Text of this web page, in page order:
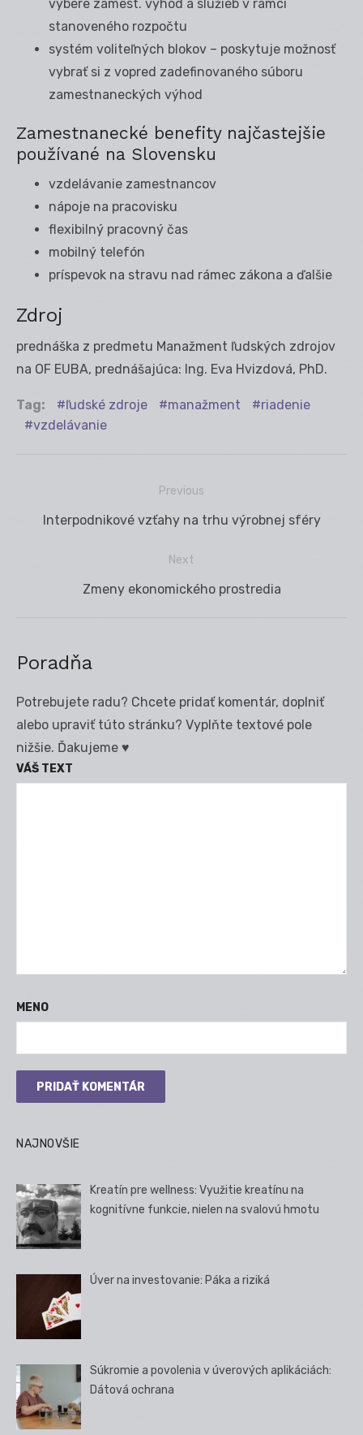
výbere zamest. výhod a služieb v rámci
stanoveného rozpočtu
systém voliteľných blokov – poskytuje možnosť
vybrať si z vopred zadefinovaného súboru
zamestnaneckých výhod
Zamestnanecké benefity najčastejšie
používané na Slovensku
vzdelávanie zamestnancov
nápoje na pracovisku
flexibilný pracovný čas
mobilný telefón
príspevok na stravu nad rámec zákona a ďalšie
Zdroj
prednáška z predmetu Manažment ľudských zdrojov
na OF EUBA, prednášajúca: Ing. Eva Hvizdová, PhD.
Tag: ľudské zdroje manažment
riadenie
vzdelávanie
Previous
Previous
Interpodnikové vzťahy na trhu výrobnej sféry
Next
Next
Zmeny ekonomického prostredia
Poradňa
Potrebujete radu? Chcete pridať komentár, doplniť
alebo upraviť túto stránku? Vyplňte textové pole
nižšie. Ďakujeme ♥
VÁŠ TEXT
MENO
NAJNOVŠIE
Kreatín pre wellness: Využitie kreatínu na
kognitívne funkcie, nielen na svalovú hmotu
Úver na investovanie: Páka a riziká
Súkromie a povolenia v úverových aplikáciách:
Dátová ochrana